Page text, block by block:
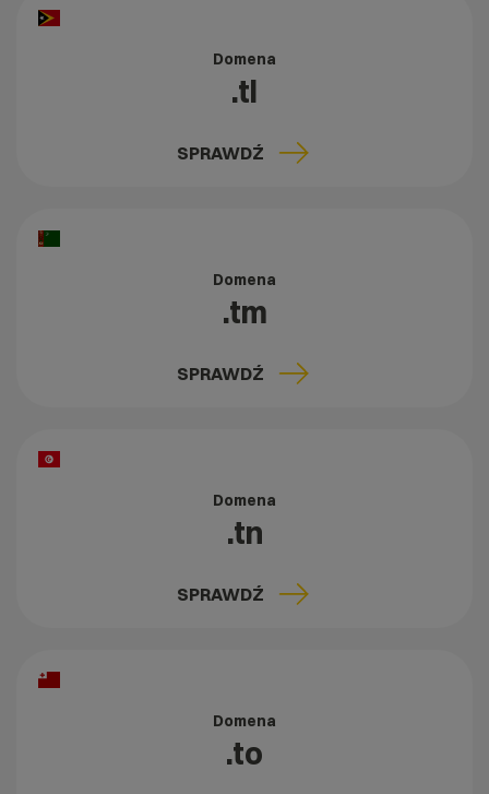
Domena
.tl
SPRAWDŹ
Domena
.tm
SPRAWDŹ
Domena
.tn
SPRAWDŹ
Domena
.to